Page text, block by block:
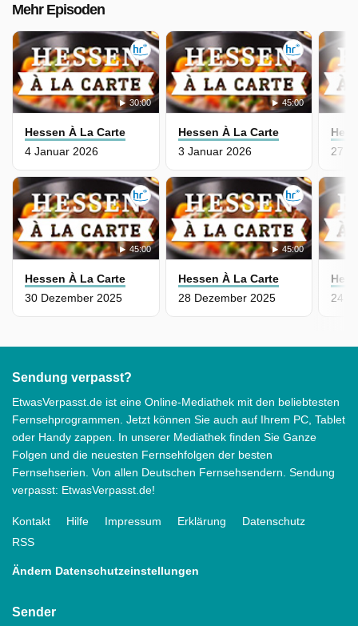
Mehr Episoden
30:00
Hessen À La Carte
4 Januar 2026
45:00
Hessen À La Carte
3 Januar 2026
45:00
Hessen À La Carte
30 Dezember 2025
45:00
Hessen À La Carte
28 Dezember 2025
27
24
Sendung verpasst?
EtwasVerpasst.de ist eine Online-Mediathek mit den beliebtesten
Fernsehprogrammen. Jetzt können Sie auch auf Ihrem PC, Tablet
oder Handy zappen. In unserer Mediathek finden Sie Ganze
Folgen und die neuesten Fernsehfolgen der besten
Fernsehserien. Von allen Deutschen Fernsehsendern. Sendung
verpasst: EtwasVerpasst.de!
Kontakt Hilfe Impressum Erklärung
Datenschutz
RSS
Ändern Datenschutzeinstellungen
Sender